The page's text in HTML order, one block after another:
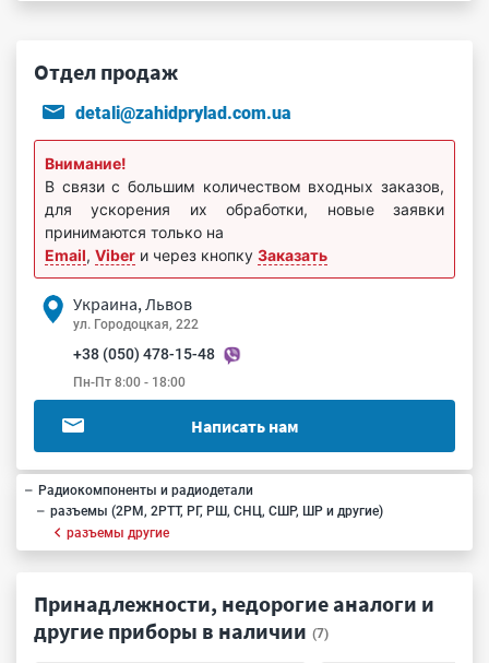
Отдел продаж
detali@zahidprylad.com.ua
Внимание!
В связи с большим количеством входных заказов,
для ускорения их обработки, новые заявки
принимаются только на
Email, Viber и через кнопку Заказать
Украина, Львов
ул. Городоцкая, 222
+38 (050) 478-15-48
Пн-Пт 8:00 - 18:00
Написать нам
Радиокомпоненты и радиодетали
разъемы (2РМ, 2РТТ, РГ, РШ, СНЦ, СШР, ШР и другие)
разъемы другие
Принадлежности, недорогие аналоги и
другие приборы в наличии (7)